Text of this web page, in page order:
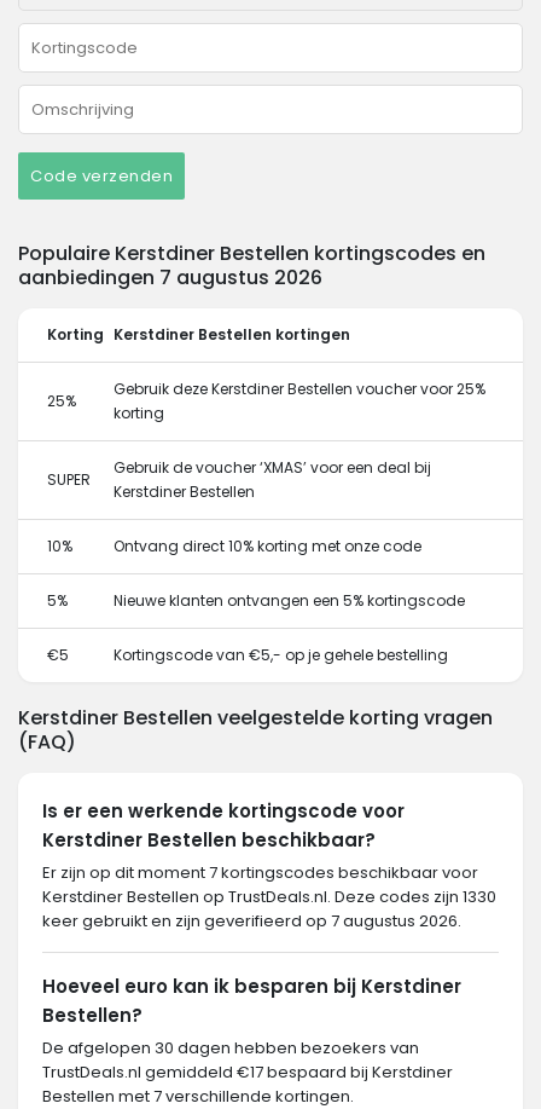
Code verzenden
Populaire Kerstdiner Bestellen kortingscodes en
aanbiedingen 7 augustus 2026
Korting Kerstdiner Bestellen kortingen
25%
Gebruik deze Kerstdiner Bestellen voucher voor 25%
korting
SUPER
Gebruik de voucher ‘XMAS’ voor een deal bij
Kerstdiner Bestellen
10% Ontvang direct 10% korting met onze code
5% Nieuwe klanten ontvangen een 5% kortingscode
€5 Kortingscode van €5,- op je gehele bestelling
Kerstdiner Bestellen veelgestelde korting vragen
(FAQ)
Is er een werkende kortingscode voor
Kerstdiner Bestellen beschikbaar?
Er zijn op dit moment 7 kortingscodes beschikbaar voor
Kerstdiner Bestellen op TrustDeals.nl. Deze codes zijn 1330
keer gebruikt en zijn geverifieerd op 7 augustus 2026.
Hoeveel euro kan ik besparen bij Kerstdiner
Bestellen?
De afgelopen 30 dagen hebben bezoekers van
TrustDeals.nl gemiddeld €17 bespaard bij Kerstdiner
Bestellen met 7 verschillende kortingen.